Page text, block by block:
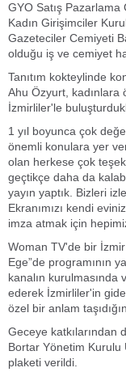
GYO Satış
Kadın Girişimciler
Gazeteciler Cemiyeti
olduğu iş ve cemiyet
Tanıtım kokteylinde
Ahu Özyurt,
İzmirliler'le
1 yıl boyunca çok
önemli konulara yer
olan herkese çok
geçtikçe daha da
yayın yaptık. Bizleri
Ekranımızı kendi
imza atmak için
Woman TV'de bir
Ege”de programının
kanalın
ederek İzmirliler'in
özel bir anlam
Geceye katkılarından
Bortar Yönetim
plaketi verildi.